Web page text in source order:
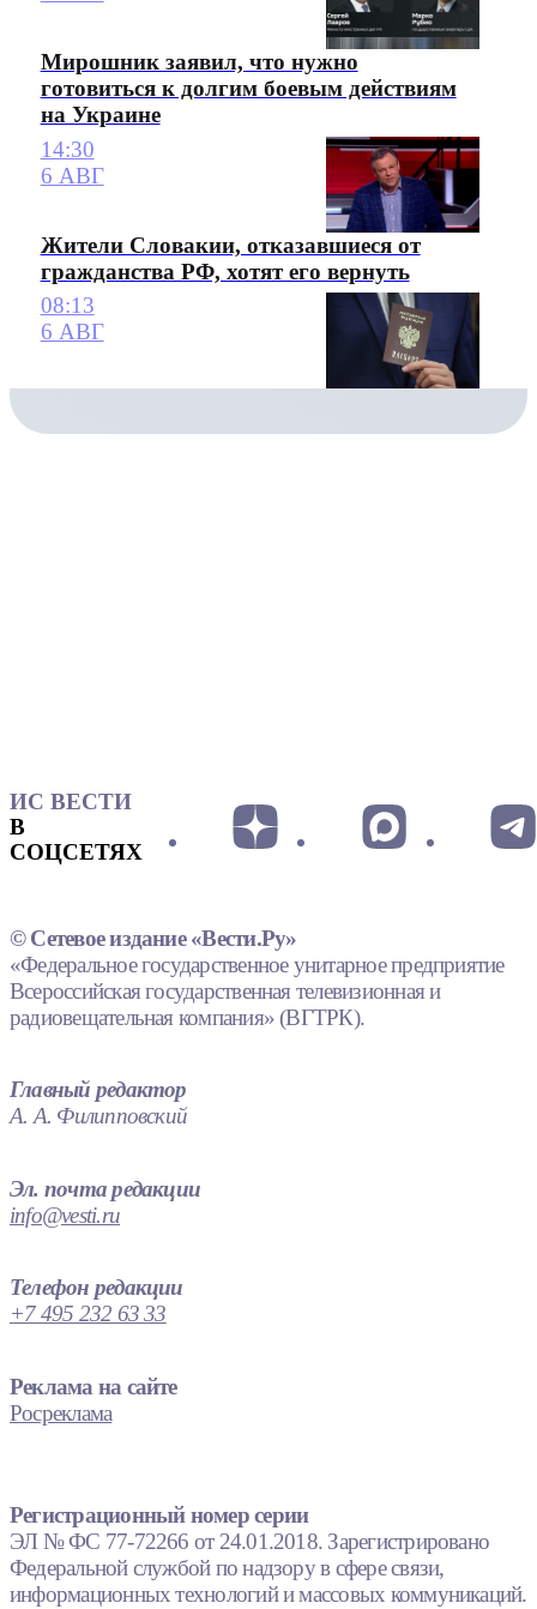
Мирошник заявил, что нужно
готовиться к долгим боевым действиям
на Украине
14:30
6 АВГ
Жители Словакии, отказавшиеся от
гражданства РФ, хотят его вернуть
08:13
6 АВГ
ИС ВЕСТИ
В
СОЦСЕТЯХ
© Сетевое издание «Вести.Ру»
«Федеральное государственное унитарное предприятие
Всероссийская государственная телевизионная и
радиовещательная компания» (ВГТРК).
Главный редактор
А. А. Филипповский
Эл. почта редакции
info@vesti.ru
Телефон редакции
+7 495 232 63 33
Реклама на сайте
Росреклама
Регистрационный номер серии
ЭЛ № ФС 77-72266 от 24.01.2018. Зарегистрировано
Федеральной службой по надзору в сфере связи,
информационных технологий и массовых коммуникаций.